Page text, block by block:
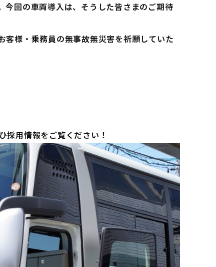
今回の車両導入は、そうした皆さまのご期待
様・乗務員の無事故無災害を祈願していた
採用情報をご覧ください！